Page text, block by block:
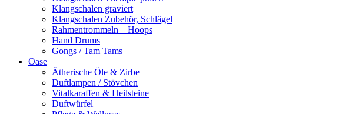
Klangschalen graviert
Klangschalen Zubehör, Schlägel
Rahmentrommeln – Hoops
Hand Drums
Gongs / Tam Tams
Oase
Ätherische Öle & Zirbe
Duftlampen / Stövchen
Vitalkaraffen & Heilsteine
Duftwürfel